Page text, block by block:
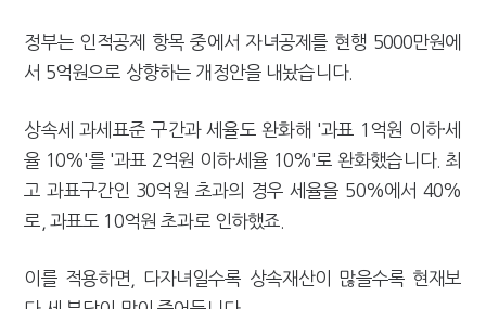
정부는 인적공제 항목 중에서 자녀공제를 현행 5000만원에
서 5억원으로 상향하는 개정안을 내놨습니다.
상속세 과세표준 구간과 세율도 완화해 '과표 1억원 이하·세
율 10%'를 '과표 2억원 이하·세율 10%'로 완화했습니다. 최
고 과표구간인 30억원 초과의 경우 세율을 50%에서 40%
로, 과표도 10억원 초과로 인하했죠.
이를 적용하면, 다자녀일수록 상속재산이 많을수록 현재보